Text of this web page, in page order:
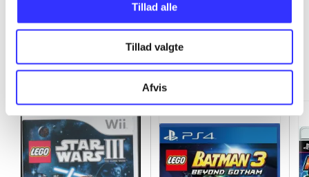
Tillad alle
Tillad valgte
Afvis
Minder om